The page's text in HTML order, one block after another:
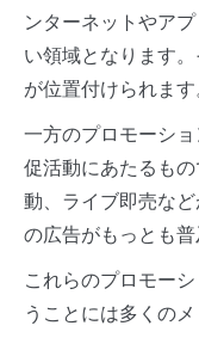
ンターネットやア
い領域となります
が位置付けられます
一方のプロモーシ
促活動にあたるも
動、ライブ即売な
の広告がもっとも普
これらのプロモー
うことには多くの